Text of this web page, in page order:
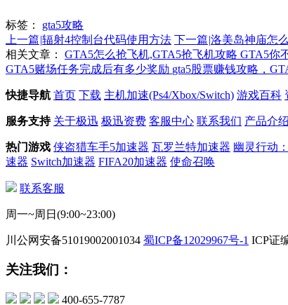
标签：
gta5攻略
上一篇|辐射4控制台代码使用方法 下一篇|洛美岛神庙怎
相关文章：
GTA5怎么抢飞机,GTA5抢飞机攻略 GTA5你
GTA5赌场任务完成后有多少奖励 gta5股票赚钱攻略，
快捷导航 首页 下载 主机加速(Ps4/Xbox/Switch) 游戏百科
服务支持 关于极迅 极迅资费 客服中心 联系我们 产品介绍
热门游戏 侠盗猎车手5加速器 瓦罗兰特加速器 幽灵行动
速器 Switch加速器 FIFA20加速器 使命召唤
联系客服
周一~周日(9:00~23:00)
川公网安备51019002001034 蜀ICP备12029967号-1 ICP证
关注我们：
400-655-7787